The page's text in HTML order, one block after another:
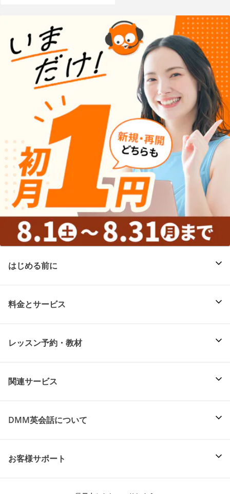
はじめる前に
料金とサービス
レッスン予約・教材
関連サービス
DMM英会話について
お客様サポート